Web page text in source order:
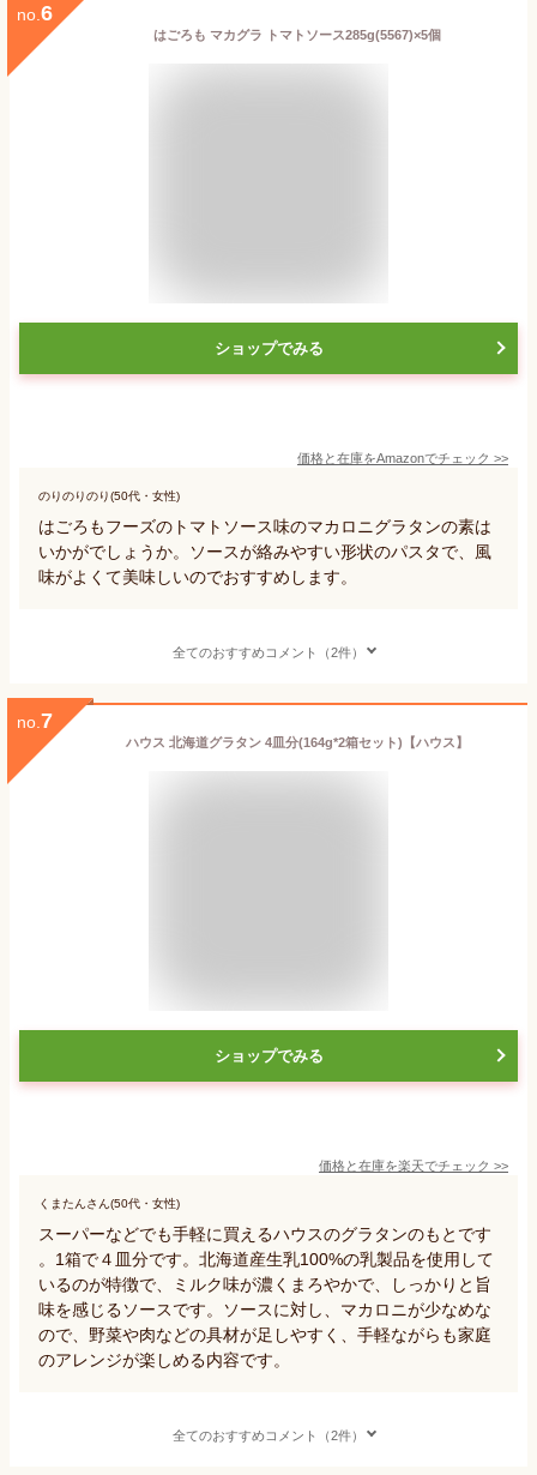
no. 6
はごろも マカグラ トマトソース285g(5567)×5個
ショップでみる
価格と在庫をAmazonでチェック >>
のりのりのり(50代・女性)
はごろもフーズのトマトソース味のマカロニグラタンの素は
いかがでしょうか。ソースが絡みやすい形状のパスタで、風
味がよくて美味しいのでおすすめします。
全てのおすすめコメント（2件）
no. 7
ハウス 北海道グラタン 4皿分(164g*2箱セット)【ハウス】
ショップでみる
価格と在庫を楽天でチェック >>
くまたんさん(50代・女性)
スーパーなどでも手軽に買えるハウスのグラタンのもとです
。1箱で４皿分です。北海道産生乳100%の乳製品を使用して
いるのが特徴で、ミルク味が濃くまろやかで、しっかりと旨
味を感じるソースです。ソースに対し、マカロニが少なめな
ので、野菜や肉などの具材が足しやすく、手軽ながらも家庭
のアレンジが楽しめる内容です。
全てのおすすめコメント（2件）